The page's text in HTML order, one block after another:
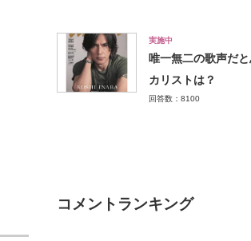
実施中
唯一無二の歌声だ
カリストは？
回答数：8100
コメントランキング